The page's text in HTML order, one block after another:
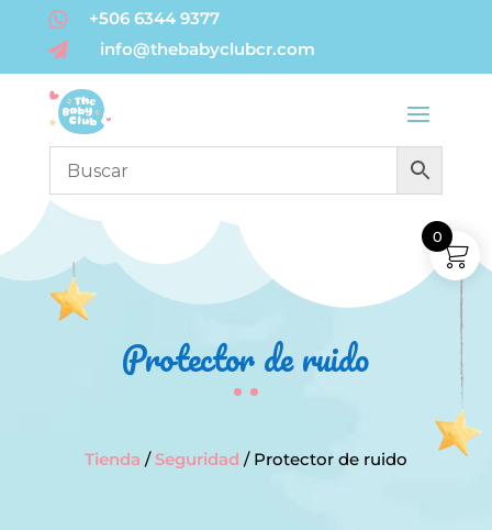
 +506 6344 9377
 info@thebabyclubcr.com
Protector de ruido
Tienda /Seguridad / Protector de ruido
0